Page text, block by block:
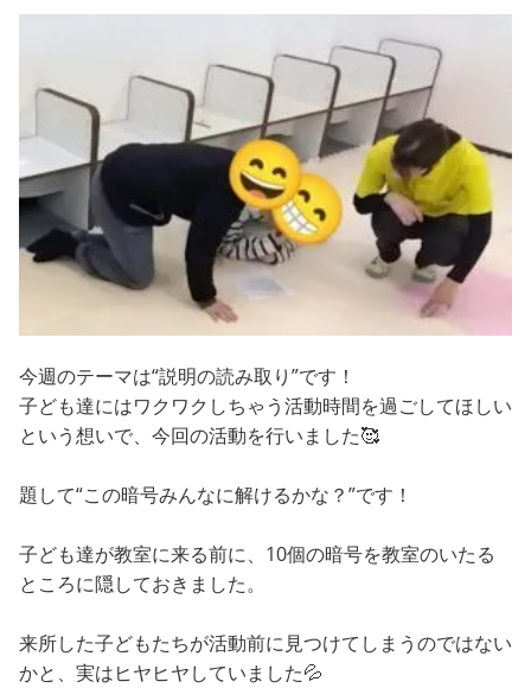
今週のテーマは“説明の読み取り”です！
子ども達にはワクワクしちゃう活動時間を過ごしてほしい
という想いで、今回の活動を行いました🥰
題して“この暗号みんなに解けるかな？”です！
子ども達が教室に来る前に、10個の暗号を教室のいたる
ところに隠しておきました。
来所した子どもたちが活動前に見つけてしまうのではない
かと、実はヒヤヒヤしていました💦